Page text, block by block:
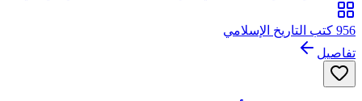
956 كتب التاريخ الإسلامي
تفاصيل